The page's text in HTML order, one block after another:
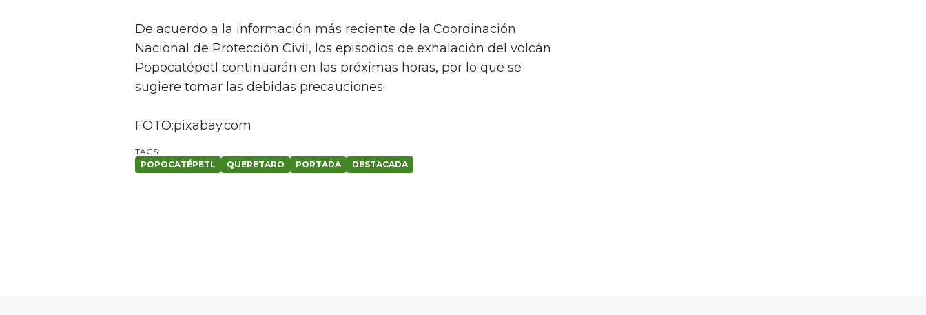
De acuerdo a la información más reciente de la Coordinación
Nacional de Protección Civil, los episodios de exhalación del volcán
Popocatépetl continuarán en las próximas horas, por lo que se
sugiere tomar las debidas precauciones.
FOTO:pixabay.com
POPOCATÉPETL QUERETARO PORTADA DESTACADA